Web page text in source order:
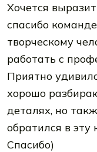
Хочется
спасибо
творческому
работать с
Приятно
хорошо
деталях, но
обратился в
Спасибо)